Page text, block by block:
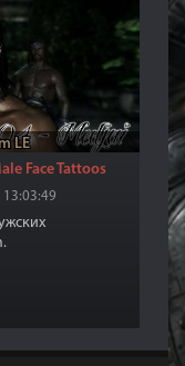
LE
Face Tattoos